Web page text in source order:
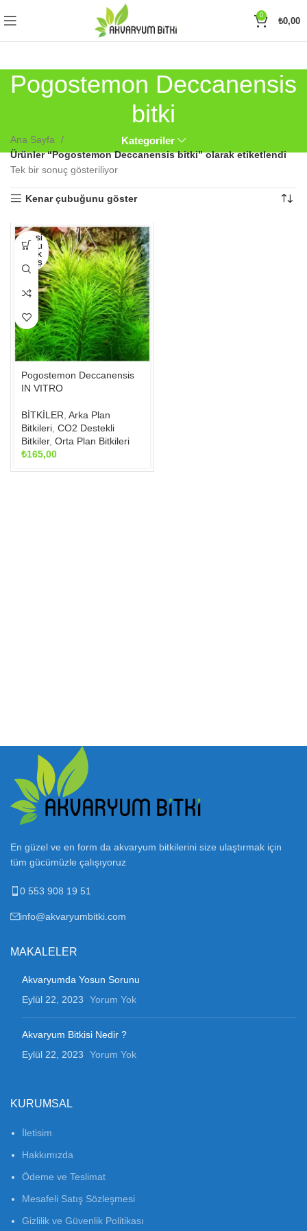
0
₺0,00
Pogostemon Deccanensis
bitki
Kategoriler
Ana Sayfa
Ürünler “Pogostemon Deccanensis bitki” olarak etiketlendi
Tek bir sonuç gösteriliyor
Kenar çubuğunu göster
HEPSI
SATILI
P TÜK
ENMIŞ
Bu
ürünün
birden
varyasyonu
Seçenekler
ürün
sayfasından
seçilebilir
Pogostemon Deccanensis
IN VITRO
BİTKİLER Arka Plan
Bitkileri CO2 Destekli
Bitkiler, Orta Plan Bitkileri
₺165,00
En güzel ve en form da akvaryum bitkilerini size ulaştırmak için
tüm gücümüzle çalışıyoruz
0 553 908 19 51
info@akvaryumbitki.com
MAKALELER
Akvaryumda Yosun Sorunu
Eylül 22, 2023
Yorum Yok
Akvaryum Bitkisi Nedir ?
Eylül 22, 2023
Yorum Yok
KURUMSAL
İletisim
Hakkımızda
Ödeme ve Teslimat
Mesafeli Satış Sözleşmesi
Gizlilik ve Güvenlik Politikası